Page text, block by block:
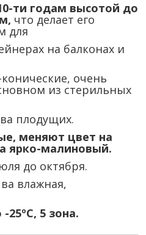
ти годам высотой до
что делает его
для
на балконах и
очень
из стерильных
плодущих.
меняют цвет на
ярко-малиновый.
до октября.
влажная,
25ºС, 5 зона.